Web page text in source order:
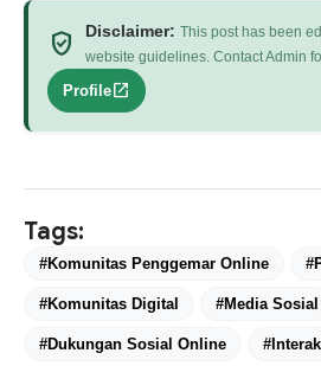
verified_user Disclaimer: This post has been
website guidelines. Contact Admin
Profileopen_in_new
Tags:
#Komunitas Penggemar Online
#Komunitas Digital #Media Sosial
#Dukungan Sosial Online